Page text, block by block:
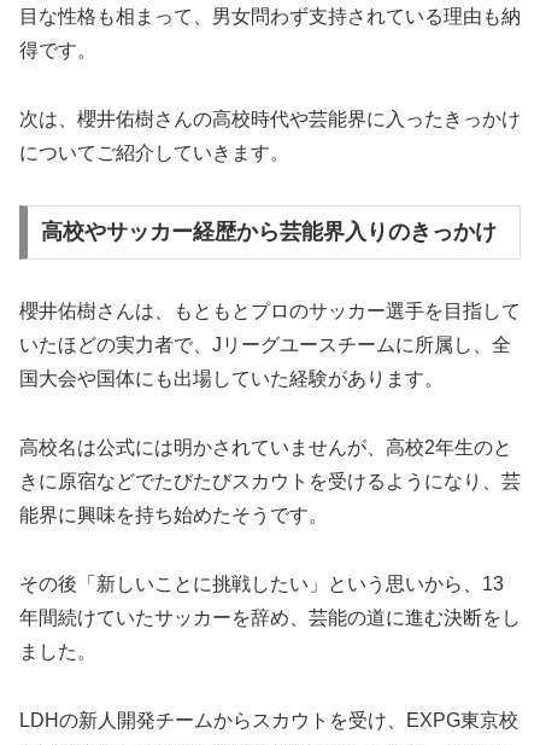
目な性格も相まって、男女問わず支持されている理由も納
得です。
次は、櫻井佑樹さんの高校時代や芸能界に入ったきっかけ
についてご紹介していきます。
高校やサッカー経歴から芸能界入りのきっかけ
櫻井佑樹さんは、もともとプロのサッカー選手を目指して
いたほどの実力者で、Jリーグユースチームに所属し、全
国大会や国体にも出場していた経験があります。
高校名は公式には明かされていませんが、高校2年生のと
きに原宿などでたびたびスカウトを受けるようになり、芸
能界に興味を持ち始めたそうです。
その後「新しいことに挑戦したい」という思いから、13
年間続けていたサッカーを辞め、芸能の道に進む決断をし
ました。
LDHの新人開発チームからスカウトを受け、EXPG東京校